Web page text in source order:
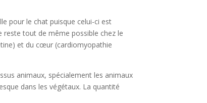
pour le chat puisque celui-ci est
reste tout de même possible chez le
et du cœur (cardiomyopathie
animaux, spécialement les animaux
dans les végétaux. La quantité